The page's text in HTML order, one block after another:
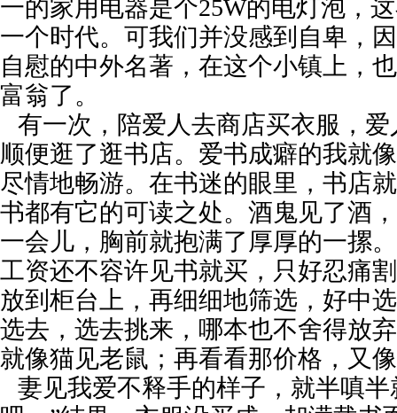
一的家用电器是个25W的电灯泡，
一个时代。可我们并没感到自卑，
自慰的中外名著，在这个小镇上，
富翁了。
有一次，陪爱人去商店买衣服，
顺便逛了逛书店。爱书成癖的我就
尽情地畅游。在书迷的眼里，书店
书都有它的可读之处。酒鬼见了酒
一会儿，胸前就抱满了厚厚的一摞
工资还不容许见书就买，只好忍痛
放到柜台上，再细细地筛选，好中
选去，选去挑来，哪本也不舍得放
就像猫见老鼠；再看看那价格，又
妻见我爱不释手的样子，就半嗔